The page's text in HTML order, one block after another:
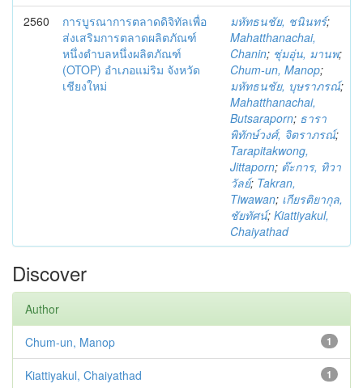
2560
การบูรณาการตลาดดิจิทัลเพื่อ
ส่งเสริมการตลาดผลิตภัณฑ์
หนึ่งตำบลหนึ่งผลิตภัณฑ์
(OTOP) อำเภอแม่ริม จังหวัด
เชียงใหม่
มหัทธนชัย, ชนินทร์;
Mahatthanachai,
Chanin; ชุ่มอุ่น, มานพ;
Chum-un, Manop;
มหัทธนชัย, บุษราภรณ์;
Mahatthanachai,
Butsaraporn; ธารา
พิทักษ์วงศ์, จิตราภรณ์;
Tarapitakwong,
Jittaporn; ต๊ะการ, ทิวา
วัลย์; Takran,
Tiwawan; เกียรติยากุล,
ชัยทัศน์; Kiattiyakul,
Chaiyathad
Discover
Author
1
Chum-un, Manop
1
Kiattiyakul, Chaiyathad